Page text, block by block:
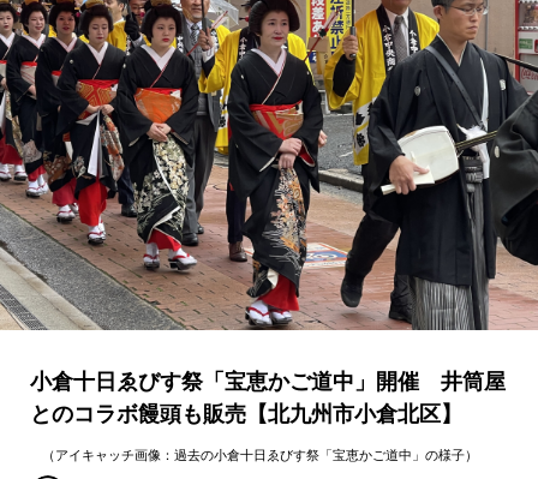
小倉十日ゑびす祭「宝恵かご道中」開催 井筒屋
とのコラボ饅頭も販売【北九州市小倉北区】
（アイキャッチ画像：過去の小倉十日ゑびす祭「宝恵かご道中」の様子）